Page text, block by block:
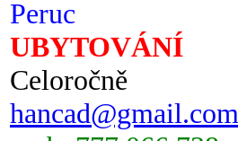
Peruc
UBYTOVÁNÍ
Celoročně
hancad@gmail.com